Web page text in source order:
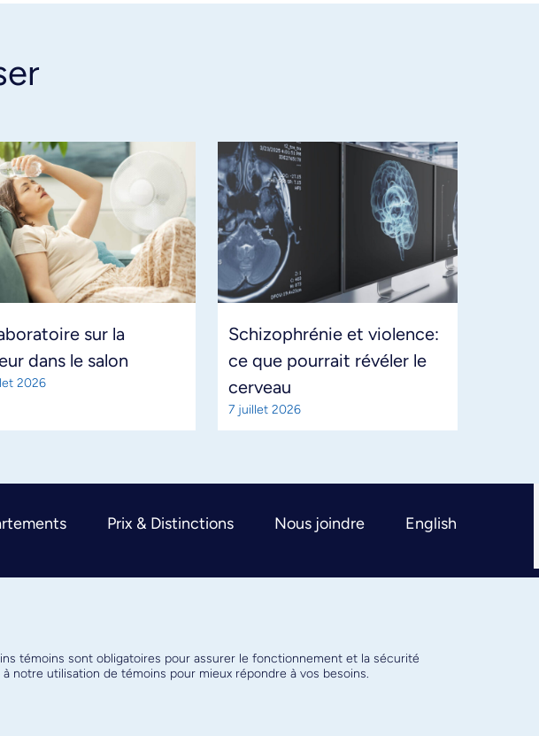
sur la
dans le salon
2026
Schizophrénie et violence:
ce que pourrait révéler le
cerveau
7 juillet 2026
Prix & Distinctions Nous joindre English
témoins sont obligatoires pour assurer le fonctionnement et la sécurité
notre utilisation de témoins pour mieux répondre à vos besoins.